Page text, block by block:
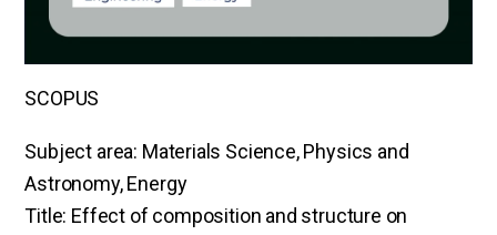
SCOPUS
Subject area: Materials Science, Physics and
Astronomy, Energy
Title: Effect of composition and structure on